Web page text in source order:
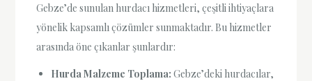
Gebze’de sunulan hurdacı hizmetleri, çeşitli ihtiyaçlara
yönelik kapsamlı çözümler sunmaktadır. Bu hizmetler
arasında öne çıkanlar şunlardır:
Hurda Malzeme Toplama: Gebze’deki hurdacılar,